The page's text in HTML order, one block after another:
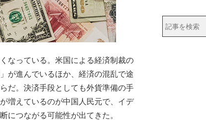
なっている。米国による経済制裁の
が進んでいるほか、経済の混乱で途
だ。決済手段としても外貨準備の手
増えているのが中国人民元で、イデ
につながる可能性が出てきた。